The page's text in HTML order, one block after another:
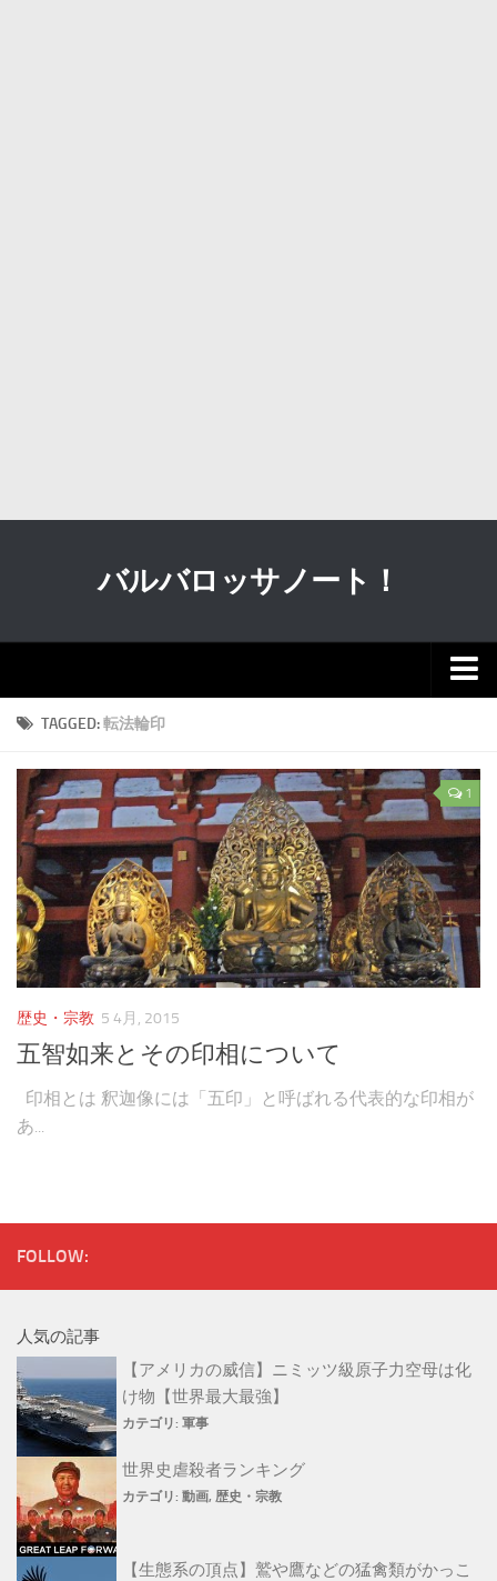
バルバロッサノート！
新着
クルマ
軍事
歴史・宗教
科学
ガンダム
音楽
TAGGED:転法輪印
1
歴史・宗教 5 4月, 2015
五智如来とその印相について
印相とは 釈迦像には「五印」と呼ばれる代表的な印相が
あ...
FOLLOW:
人気の記事
【アメリカの威信】ニミッツ級原子力空母は化
け物【世界最大最強】
カテゴリ: 軍事
世界史虐殺者ランキング
カテゴリ: 動画, 歴史・宗教
【生態系の頂点】鷲や鷹などの猛禽類がかっこ